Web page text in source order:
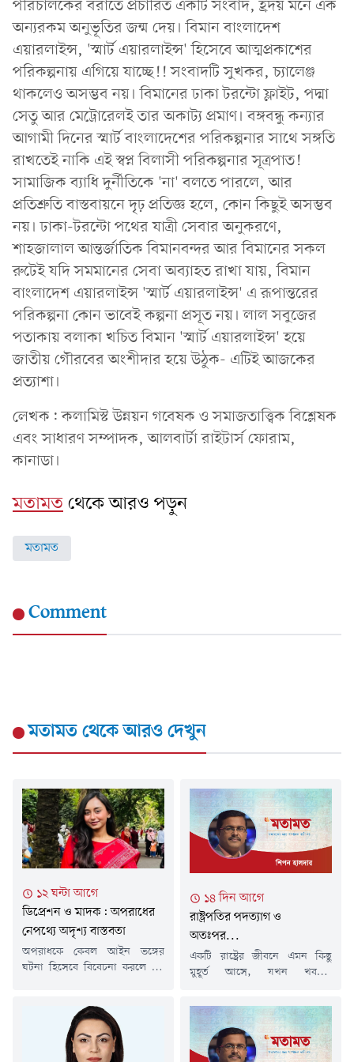
পরিচালকের বরাতে প্রচারিত একটি সংবাদ, হ্রদয় মনে এক
অন্যরকম অনুভূতির জন্ম দেয়। বিমান বাংলাদেশ
এয়ারলাইন্স, 'স্মার্ট এয়ারলাইন্স' হিসেবে আত্মপ্রকাশের
পরিকল্পনায় এগিয়ে যাচ্ছে!! সংবাদটি সুখকর, চ্যালেঞ্জ
থাকলেও অসম্ভব নয়। বিমানের ঢাকা টরন্টো ফ্লাইট, পদ্মা
সেতু আর মেট্রোরেলই তার অকাট্য প্রমাণ। বঙ্গবন্ধু কন্যার
আগামী দিনের স্মার্ট বাংলাদেশের পরিকল্পনার সাথে সঙ্গতি
রাখতেই নাকি এই স্বপ্ন বিলাসী পরিকল্পনার সূত্রপাত!
সামাজিক ব্যাধি দুর্নীতিকে 'না' বলতে পারলে, আর
প্রতিশ্রুতি বাস্তবায়নে দৃঢ় প্রতিজ্ঞ হলে, কোন কিছুই অসম্ভব
নয়। ঢাকা-টরন্টো পথের যাত্রী সেবার অনুকরণে,
শাহজালাল আন্তর্জাতিক বিমানবন্দর আর বিমানের সকল
রুটেই যদি সমমানের সেবা অব্যাহত রাখা যায়, বিমান
বাংলাদেশ এয়ারলাইন্স 'স্মার্ট এয়ারলাইন্স' এ রূপান্তরের
পরিকল্পনা কোন ভাবেই কল্পনা প্রসূত নয়। লাল সবুজের
পতাকায় বলাকা খচিত বিমান 'স্মার্ট এয়ারলাইন্স' হয়ে
জাতীয় গৌরবের অংশীদার হয়ে উঠুক- এটিই আজকের
প্রত্যাশা।
লেখক: কলামিস্ট উন্নয়ন গবেষক ও সমাজতাত্ত্বিক বিশ্লেষক
এবং সাধারণ সম্পাদক, আলবার্টা রাইটার্স ফোরাম,
কানাডা।
মতামতথেকে আরও পড়ুন
মতামত
Comment
মতামতথেকে আরও দেখুন
১২ ঘন্টা আগে
ডিপ্রেশন ও মাদক: অপরাধের
নেপথ্যে অদৃশ্য বাস্তবতা
অপরাধকে কেবল আইন ভঙ্গের
ঘটনা হিসেবে বিবেচনা করলে এর
অপরাধের পেছনে কাজ করে
মানসিক সংকট, সামাজিক
বিচ্ছিন্নতা এবং মাদকাসক্তির মতো
১৪ দিন আগে
রাষ্ট্রপতির পদত্যাগ ও
অতঃপর...
একটি রাষ্ট্রের জীবনে এমন কিছু
মুহূর্ত আসে, যখন খবরের
জানায় না; বরং রাষ্ট্রের চরিত্র,
রাজনীতির পরিপক্বতা এবং
সাংবিধানিক প্রতিষ্ঠানের
সক্ষমতাকেও প্রশ্নের মুখে দাঁড়